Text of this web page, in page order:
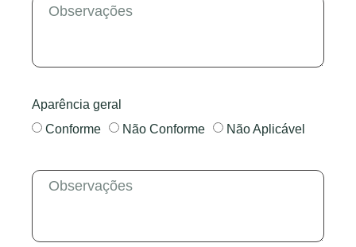
Aparência geral
Conforme
Não Conforme Não Aplicável